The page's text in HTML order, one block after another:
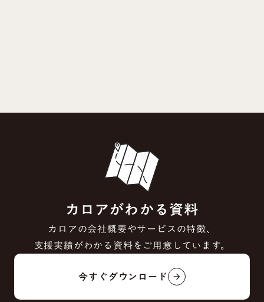
カロアがわかる資料
カロアの会社概要やサービスの特徴、
支援実績がわかる資料をご用意しています。
今すぐダウンロード
arrow_forward